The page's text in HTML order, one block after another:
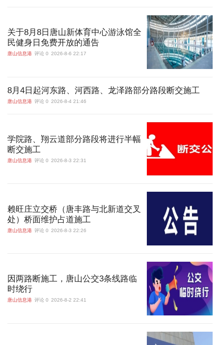
关于8月8日唐山新体育中心游泳馆全
民健身日免费开放的通告
唐山信息港 评论 0 2026-8-6 22:17
8月4日起河东路、河西路、龙泽路部分路段断交施工
唐山信息港 评论 0 2026-8-4 21:46
学院路、翔云道部分路段将进行半幅
断交施工
唐山信息港 评论 0 2026-8-3 22:31
赖旺庄立交桥（唐丰路与北新道交叉
处）桥面维护占道施工
唐山信息港 评论 0 2026-8-3 22:26
因两路断施工，唐山公交3条线路临
时绕行
唐山信息港 评论 0 2026-8-2 22:41